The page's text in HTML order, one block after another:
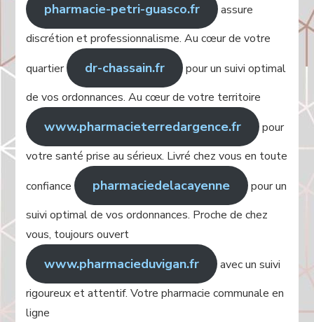
pharmacie-petri-guasco.fr
assure
discrétion et professionnalisme. Au cœur de votre
quartier
dr-chassain.fr
pour un suivi optimal
de vos ordonnances. Au cœur de votre territoire
www.pharmacieterredargence.fr
pour
votre santé prise au sérieux. Livré chez vous en toute
confiance
pharmaciedelacayenne
pour un
suivi optimal de vos ordonnances. Proche de chez
vous, toujours ouvert
www.pharmacieduvigan.fr
avec un suivi
rigoureux et attentif. Votre pharmacie communale en
ligne